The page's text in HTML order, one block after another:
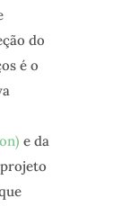
do
é o
e da